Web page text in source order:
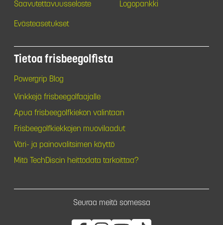
Saavutettavuusseloste Logopankki
Evästeasetukset
Tietoa frisbeegolfista
Powergrip Blog
Vinkkejä frisbeegolfaajalle
Apua frisbeegolfkiekon valintaan
Frisbeegolfkiekkojen muovilaadut
Väri- ja painovalitsimen käyttö
Mitä TechDiscin heittodata tarkoittaa?
Seuraa meitä somessa